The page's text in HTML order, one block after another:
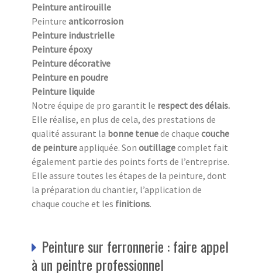
Peinture antirouille
Peinture anticorrosion
Peinture industrielle
Peinture époxy
Peinture décorative
Peinture en poudre
Peinture liquide
Notre équipe de pro garantit le respect des délais.
Elle réalise, en plus de cela, des prestations de
qualité assurant la bonne tenuede chaque couche
de peintureappliquée. Son outillagecomplet fait
également partie des points forts de l’entreprise.
Elle assure toutes les étapes de la peinture, dont
la préparation du chantier, l’application de
chaque couche et les finitions.
Peinture sur ferronnerie : faire appel
à un peintre professionnel